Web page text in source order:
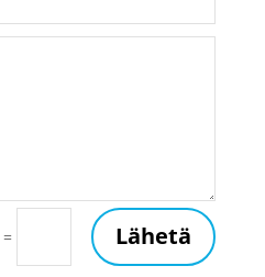
= Lähetä